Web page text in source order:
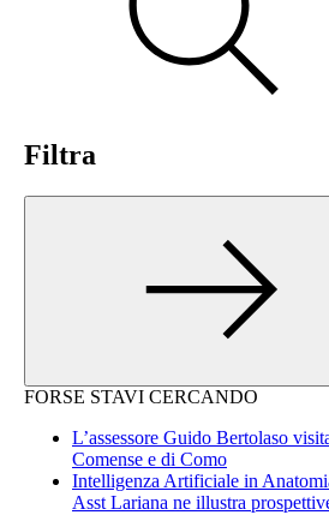
Filtra
FORSE STAVI CERCANDO
L’assessore Guido Bertolaso
Comense e di Como
Intelligenza Artificiale in
Asst Lariana ne illustra